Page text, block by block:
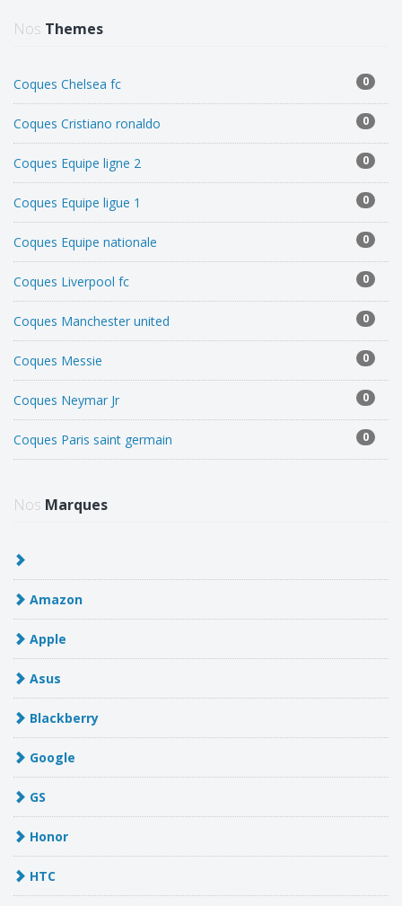
Nos Themes
Coques Chelsea fc 0
Coques Cristiano ronaldo 0
Coques Equipe ligne 2 0
Coques Equipe ligue 1 0
Coques Equipe nationale 0
Coques Liverpool fc 0
Coques Manchester united 0
Coques Messie 0
Coques Neymar Jr 0
Coques Paris saint germain 0
Nos Marques
Amazon
Apple
Asus
Blackberry
Google
GS
Honor
HTC